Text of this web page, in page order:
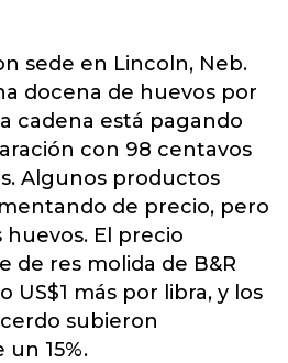
sede en Lincoln, Neb.
docena de huevos por
cadena está pagando
con 98 centavos
Algunos productos
de precio, pero
El precio
de res molida de B&R
US$1 más por libra, y los
subieron
15%.